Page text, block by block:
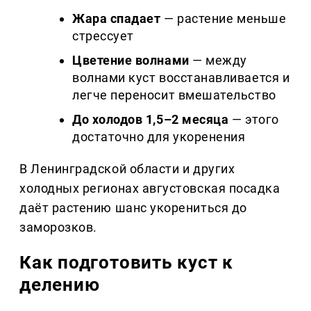
Жара спадает — растение меньше
стрессует
Цветение волнами — между
волнами куст восстанавливается и
легче переносит вмешательство
До холодов 1,5–2 месяца — этого
достаточно для укоренения
В Ленинградской области и других
холодных регионах августовская посадка
даёт растению шанс укорениться до
заморозков.
Как подготовить куст к
делению